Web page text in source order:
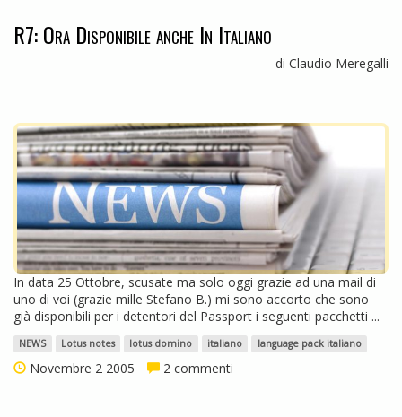
R7: Ora Disponibile anche In Italiano
di Claudio Meregalli
In data 25 Ottobre, scusate ma solo oggi grazie ad una mail di
uno di voi (grazie mille Stefano B.) mi sono accorto che sono
già disponibili per i detentori del Passport i seguenti pacchetti ...
NEWS Lotus notes lotus domino italiano language pack italiano
Novembre 2 2005 2 commenti